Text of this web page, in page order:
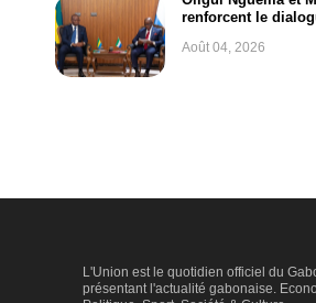
renforcent le
Août 04, 2026
L'Union est le quotidien officiel du
présentant l'actualité gabonaise.